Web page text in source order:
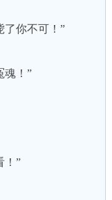
你不可！”
！”
！”